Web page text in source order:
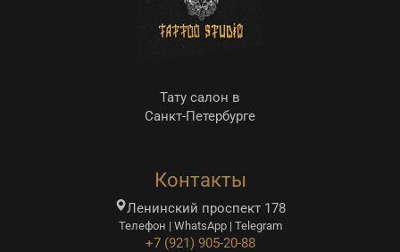
Тату салон в
Санкт-Петербурге
Контакты
Ленинский проспект 178
Телефон | WhatsApp | Telegram
+7 (921) 905-20-88